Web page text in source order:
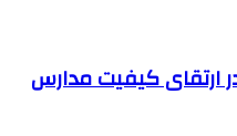
کیفیت مدارس